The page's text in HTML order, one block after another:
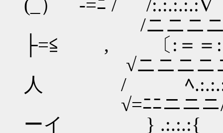
(_） -=ﾆ / /:.:.:.:.:V
/ニニ
├=≦ , 〔:＝＝:
√ニニニニニ/
人 / ﾍ
√=ﾆﾆニニニ
ーイ } .:.:.:{